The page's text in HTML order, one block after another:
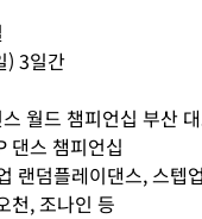
) 3일간
스 월드 챔피언십 부산
댄스 챔피언십
랜덤플레이댄스, 스텝
천, 조나인 등